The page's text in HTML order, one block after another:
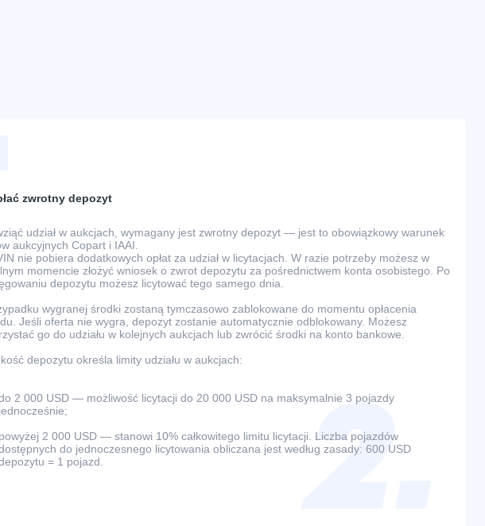
zwrotny depozyt
udział w aukcjach, wymagany jest zwrotny depozyt — jest to obowiązkowy warunek
aukcyjnych Copart i IAAI.
nie pobiera dodatkowych opłat za udział w licytacjach. W razie potrzeby możesz w
momencie złożyć wniosek o zwrot depozytu za pośrednictwem konta osobistego. Po
depozytu możesz licytować tego samego dnia.
wygranej środki zostaną tymczasowo zablokowane do momentu opłacenia
Jeśli oferta nie wygra, depozyt zostanie automatycznie odblokowany. Możesz
go do udziału w kolejnych aukcjach lub zwrócić środki na konto bankowe.
depozytu określa limity udziału w aukcjach:
2 000 USD — możliwość licytacji do 20 000 USD na maksymalnie 3 pojazdy
jednocześnie;
powyżej 2 000 USD — stanowi 10% całkowitego limitu licytacji. Liczba pojazdów
do jednoczesnego licytowania obliczana jest według zasady: 600 USD
= 1 pojazd.